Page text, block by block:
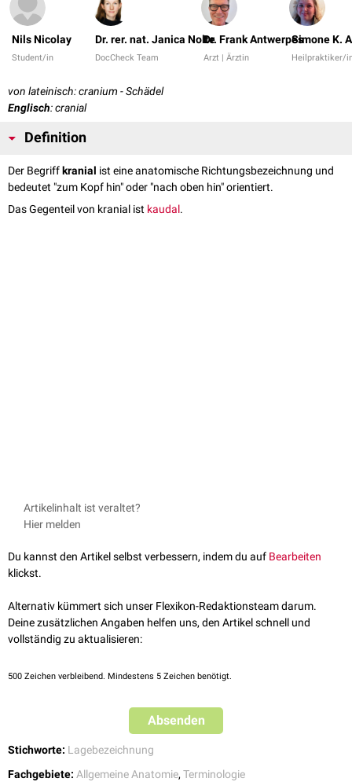
Nils Nicolay
Student/in
Dr. rer. nat. Janica Nolte
DocCheck Team
Dr. Frank Antwerpes
Arzt | Ärztin
Simone K.
Heilpraktiker/
von lateinisch: cranium - Schädel
Englisch: cranial
Definition
Der Begriffkranial ist eine anatomische Richtungsbezeichnung und
bedeutet "zum Kopf hin" oder "nach oben hin" orientiert.
Das Gegenteil von kranial ist kaudal.
Artikelinhalt ist veraltet?
Hier melden
Du kannst den Artikel selbst verbessern, indem du auf Bearbeiten
klickst.
Alternativ kümmert sich unser Flexikon-Redaktionsteam darum.
Deine zusätzlichen Angaben helfen uns, den Artikel schnell und
vollständig zu aktualisieren:
500 Zeichen verbleibend. Mindestens 5 Zeichen benötigt.
Absenden
Stichworte: Lagebezeichnung
Fachgebiete: Allgemeine Anatomie, Terminologie